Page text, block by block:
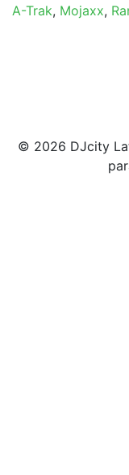
A-Trak, Mojaxx,
© 2026 DJcity